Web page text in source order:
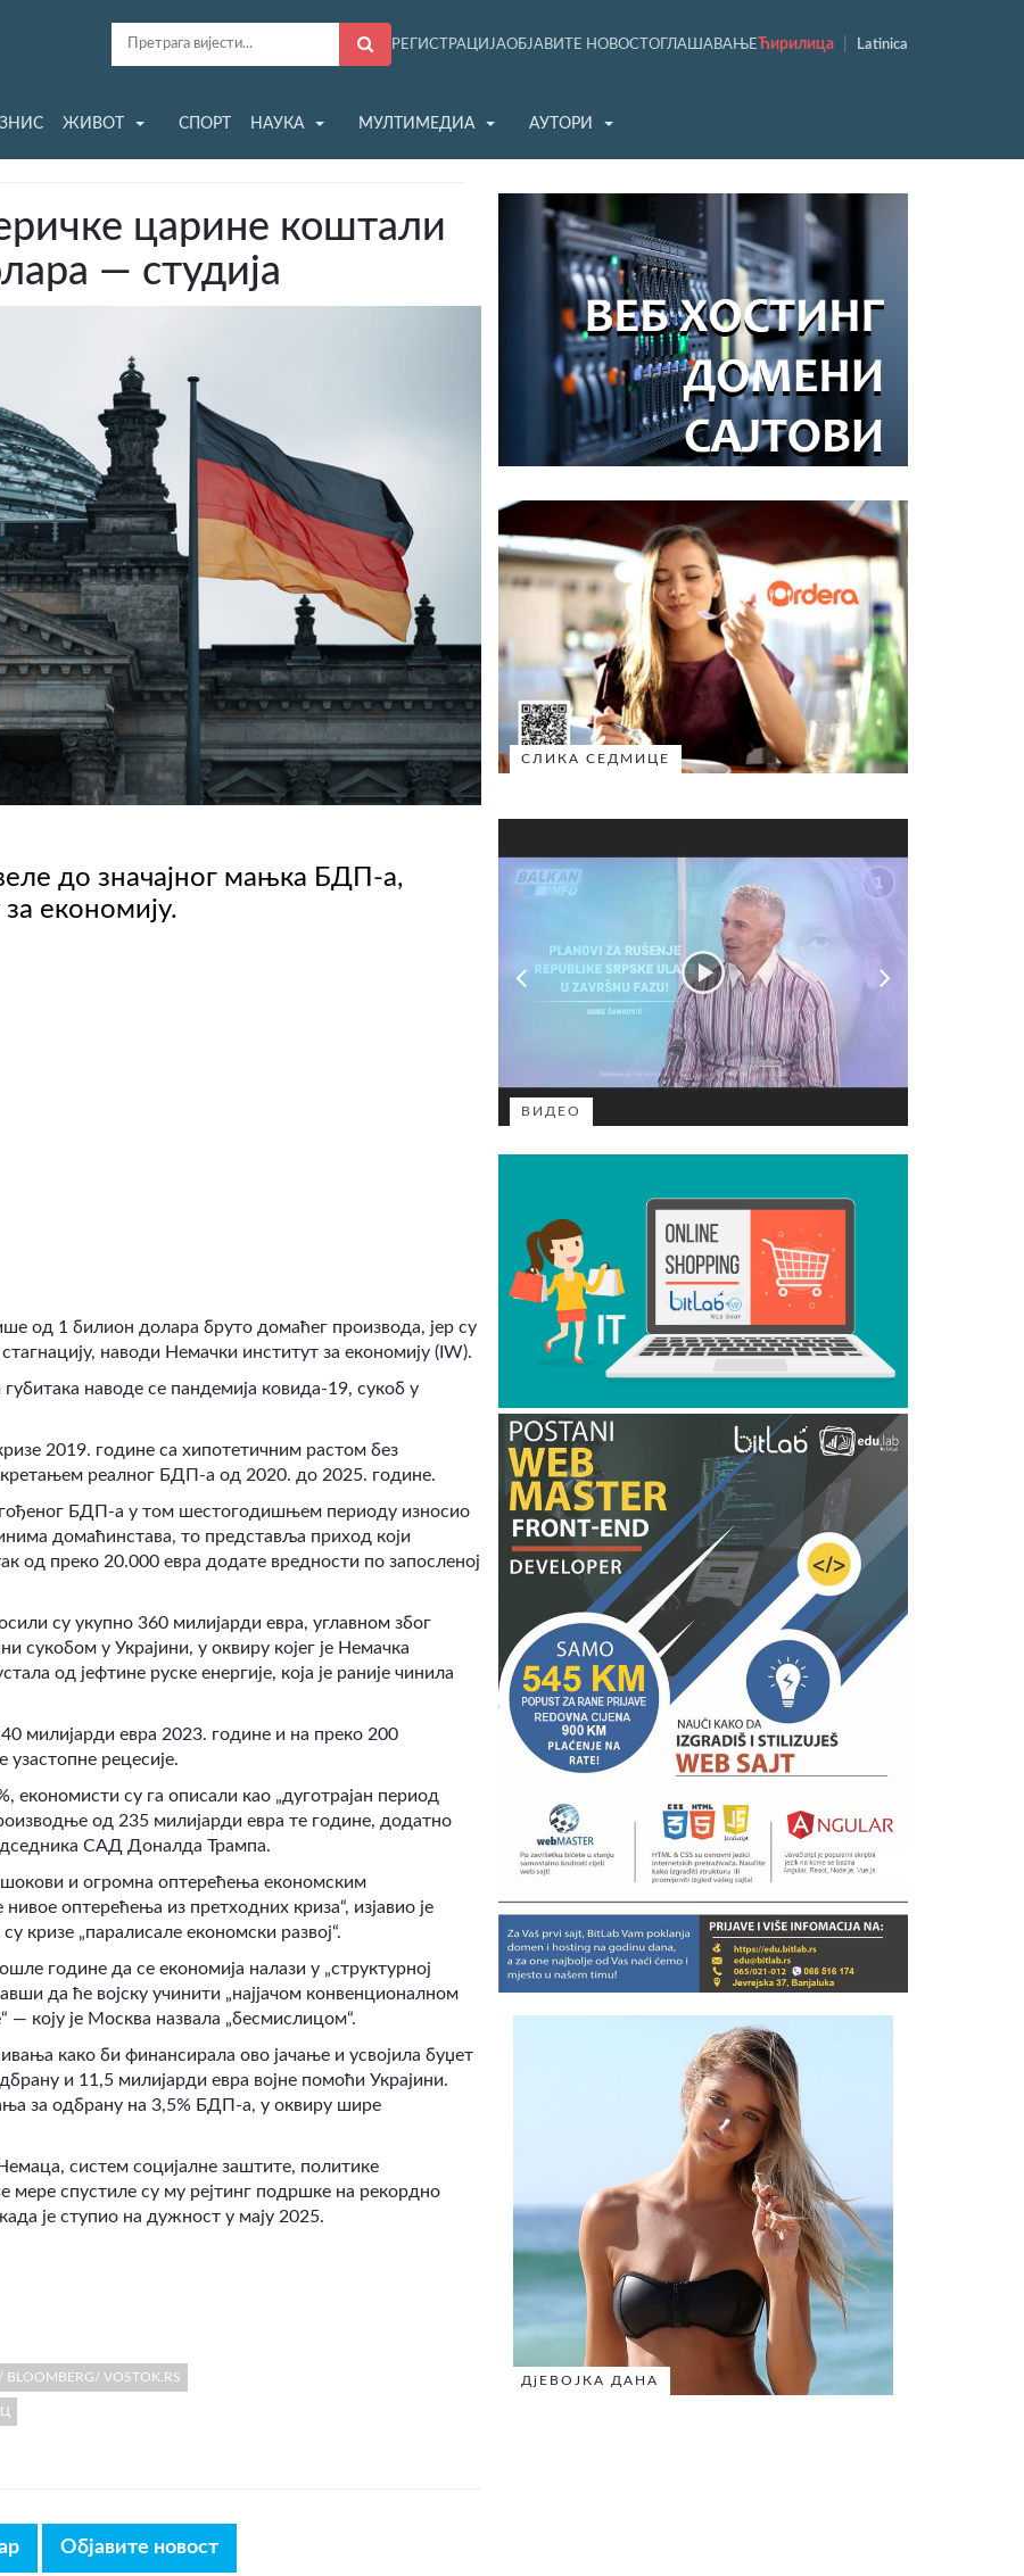
РЕГИСТРАЦИЈАОБЈАВИТЕ НОВОСТ ОГЛАШАВАЊЕ Ћирилица Latinica
ЖИВОТ СПОРТ НАУКА МУЛТИМЕДИА АУТОРИ
царине коштали
— студија
до значајног мањка БДП-а,
економију.
од 1 билион долара бруто домаћег производа, јер су
наводи Немачки институт за економију (IW).
наводе се пандемија ковида-19, сукоб у
2019. године са хипотетичним растом без
реалног БДП-а од 2020. до 2025. године.
БДП-а у том шестогодишњем периоду износио
домаћинстава, то представља приход који
од преко 20.000 евра додате вредности по запосленој
су укупно 360 милијарди евра, углавном због
сукобом у Украјини, у оквиру којег је Немачка
од јефтине руске енергије, која је раније чинила
милијарди евра 2023. године и на преко 200
рецесије.
економисти су га описали као „дуготрајан период
од 235 милијарди евра те године, додатно
САД Доналда Трампа.
шокови и огромна оптерећења економским
оптерећења из претходних криза“, изјавио је
кризе „паралисале економски развој“.
године да се економија налази у „структурној
да ће војску учинити „најјачом конвенционалном
коју је Москва назвала „бесмислицом“.
како би финансирала ово јачање и усвојила буџет
и 11,5 милијарди евра војне помоћи Украјини.
за одбрану на 3,5% БДП-а, у оквиру шире
систем социјалне заштите, политике
мере спустиле су му рејтинг подршке на рекордно
је ступио на дужност у мају 2025.
VOSTOK.RS
Објавите новост
СЛИКА СЕДМИЦЕ
ВИДЕО
ДјЕВОЈКА ДАНА